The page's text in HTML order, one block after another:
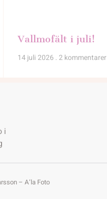
Vallmofält i juli!
14 juli 2026 2 kommentarer
– A’la Foto